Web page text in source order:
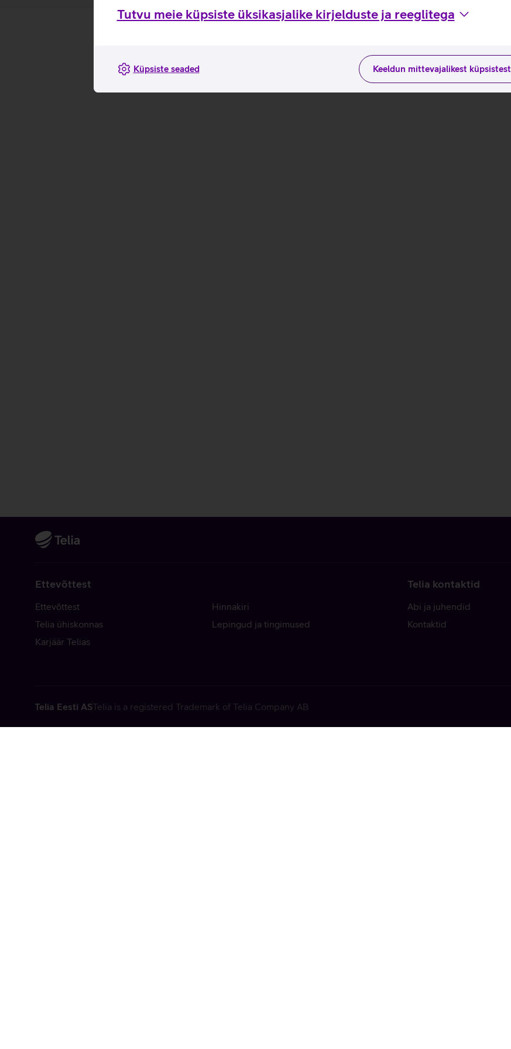
Tutvu meie küpsiste üksikasjalike kirjelduste ja reeglitega
Keeldun mittevajalikest küpsistest
Küpsiste seaded
Ettevõttest
Ettevõttest
Telia ühiskonnas
Karjäär Telias
Hinnakiri
Lepingud ja tingimused
Telia kontaktid
Abi ja juhendid
Kontaktid
Telia Eesti ASTelia is a registered Trademark of Telia Company AB